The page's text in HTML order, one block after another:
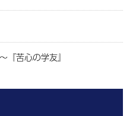
『苦心の学友』